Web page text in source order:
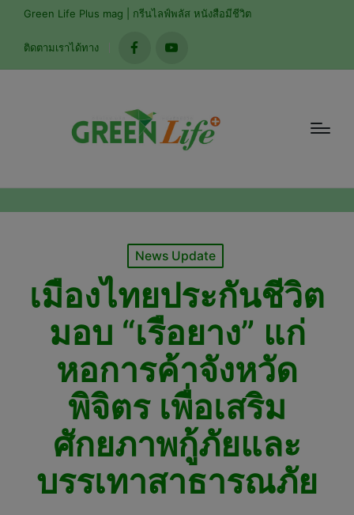
Green Life Plus mag | กรีนไลฟ์พลัส หนังสือมีชีวิต
ติดตามเราได้ทาง
facebookyoutube
Posted
News Update
เมืองไทยประกันชีวิต
มอบ “เรือยาง” แก่
หอการค้าจังหวัด
พิจิตร เพื่อเสริม
ศักยภาพกู้ภัยและ
บรรเทาสาธารณภัย
modal-check